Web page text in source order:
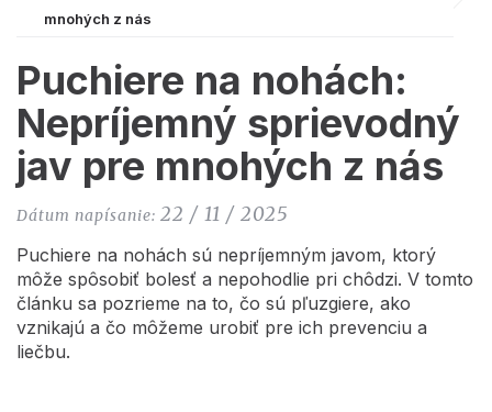
mnohých z nás
Puchiere na nohách:
Nepríjemný sprievodný
jav pre mnohých z nás
Dátum napísanie: 22 / 11 / 2025
Puchiere na nohách sú nepríjemným javom, ktorý
môže spôsobiť bolesť a nepohodlie pri chôdzi. V tomto
článku sa pozrieme na to, čo sú pľuzgiere, ako
vznikajú a čo môžeme urobiť pre ich prevenciu a
liečbu.